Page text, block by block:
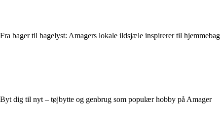
Fra bager til bagelyst: Amagers lokale ildsjæle inspirerer til hjemmebag
Byt dig til nyt – tøjbytte og genbrug som populær hobby på Amager